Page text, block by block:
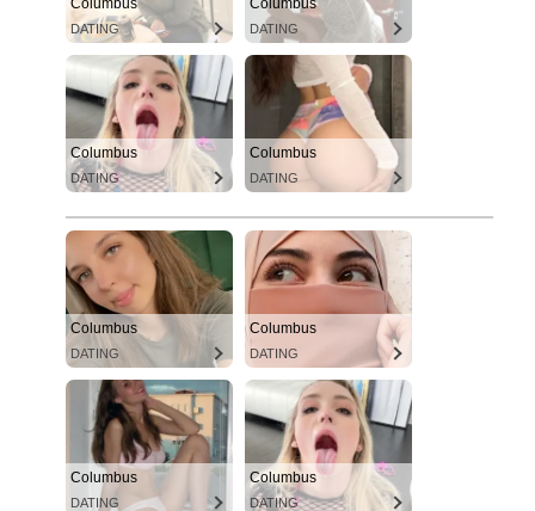
Columbus
DATING
Columbus
DATING
Columbus
DATING
Columbus
DATING
Columbus
DATING
Columbus
DATING
Columbus
DATING
Columbus
DATING